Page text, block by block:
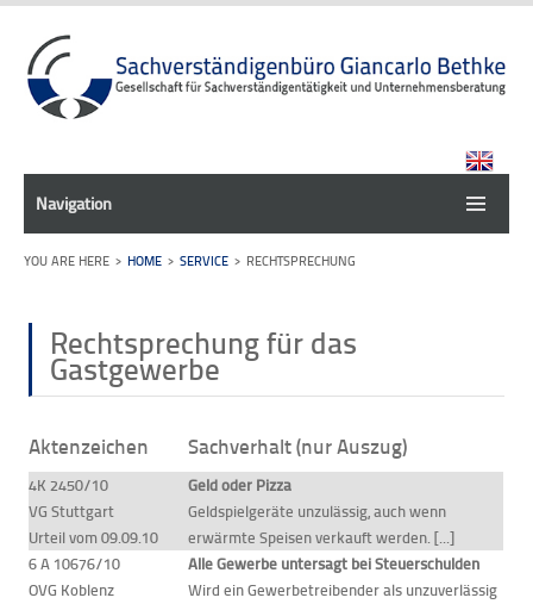
Navigation
HOME SERVICE RECHTSPRECHUNG
Rechtsprechung für das
Gastgewerbe
Aktenzeichen Sachverhalt (nur Auszug)
4K 2450/10
VG Stuttgart
Urteil vom 09.09.10
Geld oder Pizza
Geldspielgeräte unzulässig, auch wenn
erwärmte Speisen verkauft werden. [...]
6 A 10676/10
OVG Koblenz
Alle Gewerbe untersagt bei Steuerschulden
Wird ein Gewerbetreibender als unzuverlässig